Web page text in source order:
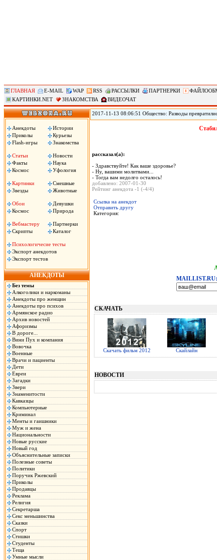
ГЛАВНАЯ E-MAIL WAP RSS РАССЫЛКИ ПАРТНЕРКИ
КАРТИНКИ.NET
ЗНАКОМСТВА ВИДЕОЧАТ
Анекдоты
Истории
Приколы
Курьезы
Flash-игры
Знакомства
Статьи
Новости
Факты
Наука
Космос
Уфология
Картинки
Смешные
Звезды
Животные
Обои
Девушки
Космос
Природа
Вебмастеру
Партнерки
Скрипты
Каталог
Психологичесие тесты
Экспорт анекдотов
Экспорт тестов
АНЕКДОТЫ
Без темы
Алкоголики и наркоманы
Анекдоты про женщин
Анекдоты про психов
Армянское радио
Архив новостей
Афоризмы
В дороге...
Вини Пух и компания
Вовочка
Военные
Врачи и пациенты
Дети
Евреи
Загадки
Звери
Знаменитости
Кавказцы
Компьютерные
Криминал
Менты и гаишники
Муж и жена
Национальности
Новые русские
Новый год
Объяснительные записки
Полезные советы
Политики
Поручик Ржевский
Приколы
Продавцы
Реклама
Религия
Секретарша
Секс меньшинства
Сказки
Спорт
Стишки
Студенты
Теща
Умные мысли
2017-11-13 08:06:51 Общество: Разводы
мировое лидерство по такому показателю, как
демографических вызовов и, как следствие,
необходимо определиться с вектором его развития.
рассказал(а):
- Здравствуйте! Как ваше здоровье?
- Ну, вашими молитвами...
- Тогда вам недолго осталось!
добавлено: 2007-01-30
Рейтинг анекдота -1 (-4/4)
Ссылка на анекдот
Отправить другу
Категория:
MAILLIST.RU:
СКАЧАТЬ
Скачать фильм 2012 Скайлайн
НОВОСТИ